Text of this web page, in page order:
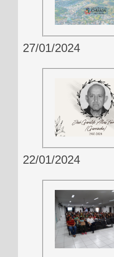
27/01/2024
22/01/2024